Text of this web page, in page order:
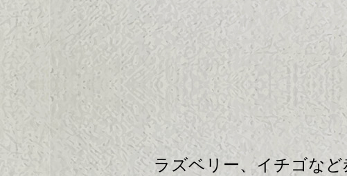
ラズベリー、イチゴな